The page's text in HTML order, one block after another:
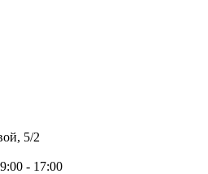
5/2
- 17:00